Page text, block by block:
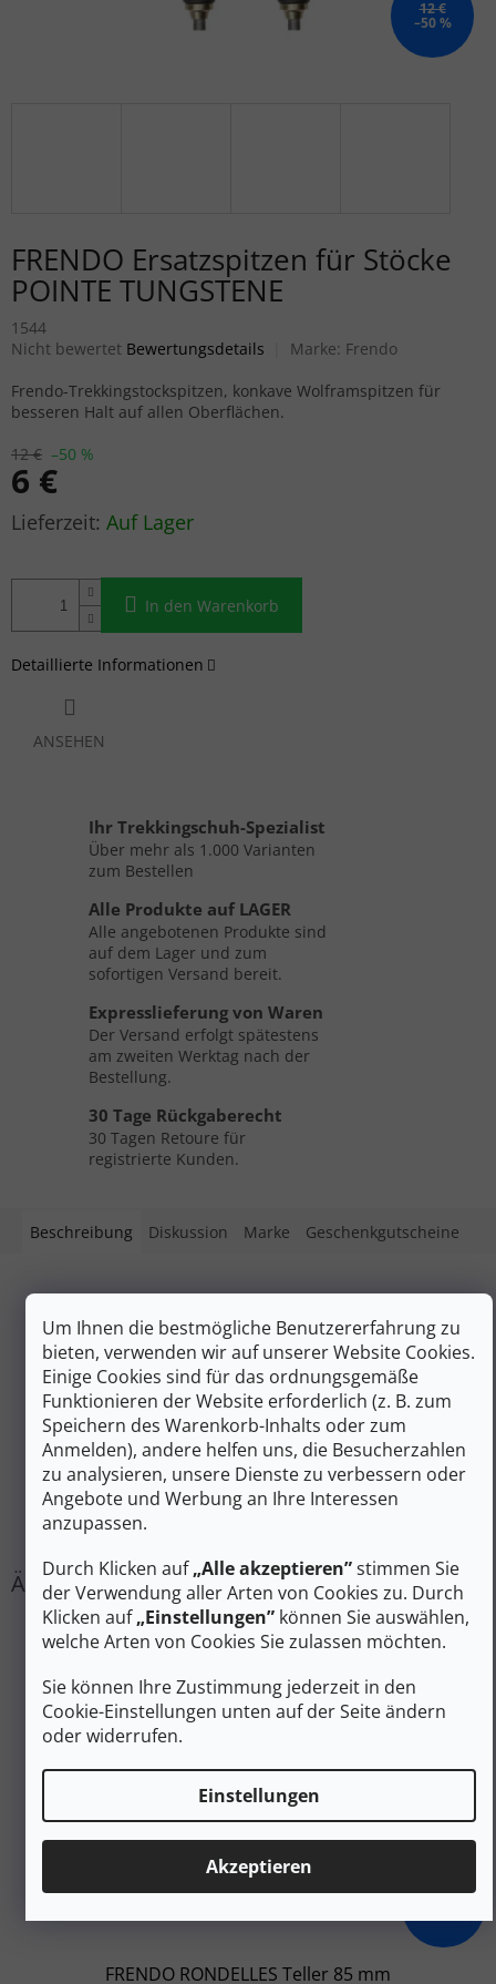
Um Ihnen die bestmögliche Benutzererfahrung zu
bieten, verwenden wir auf unserer Website Cookies.
Einige Cookies sind für das ordnungsgemäße
Funktionieren der Website erforderlich (z. B. zum
Speichern des Warenkorb-Inhalts oder zum
Anmelden), andere helfen uns, die Besucherzahlen
zu analysieren, unsere Dienste zu verbessern oder
Angebote und Werbung an Ihre Interessen
anzupassen.
Durch Klicken auf„Alle akzeptieren”stimmen Sie
der Verwendung aller Arten von Cookies zu. Durch
Klicken auf„Einstellungen” können Sie auswählen,
welche Arten von Cookies Sie zulassen möchten.
Sie können Ihre Zustimmung jederzeit in den
Cookie-Einstellungen unten auf der Seite ändern
oder widerrufen.
Einstellungen
Akzeptieren
12 €
–50 %
FRENDO Ersatzspitzen für Stöcke
POINTE TUNGSTENE
1544
Die durchschnittliche Produktbewertung ist 0,0 von 5 Sternen.
Nicht bewertet Bewertungsdetails Marke: Frendo
12 € –50 %
6 €
Verkaufspreis:Auf Lager
In den Warenkorb
Frendo-Trekkingstockspitzen, konkave Wolframspitzen für
besseren Halt auf allen Oberflächen.
Detaillierte Informationen
ANSEHEN
Ihr Trekkingschuh-Spezialist
Über mehr als 1.000 Varianten
zum Bestellen
Alle Produkte auf LAGER
Alle angebotenen Produkte sind
auf dem Lager und zum
sofortigen Versand bereit.
Expresslieferung von Waren
Der Versand erfolgt spätestens
am zweiten Werktag nach der
Bestellung.
30 Tage Rückgaberecht
30 Tagen Retoure für
registrierte Kunden.
Beschreibung Diskussion Marke Geschenkgutscheine
Leicht und robust, passt sich die kurze Spitze den
Frendo-Trekkingstöcken, Trekking- oder Wanderstöcken
an.
Zusätzliche Parameter
Kategorie:
Zubehör für Stöcke
EAN:
3123710015441
#sizes_table#:
7 €
FRENDO RONDELLES Teller 85 mm